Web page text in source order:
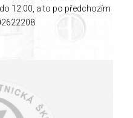
12:00, a to po předchozím